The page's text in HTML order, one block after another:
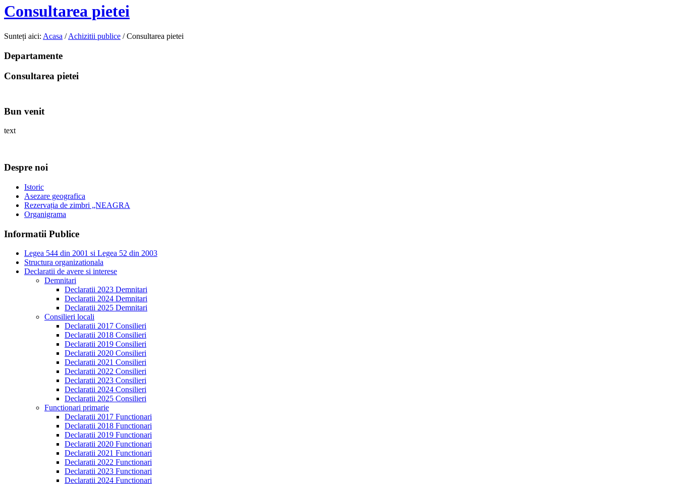
Consultarea pietei
Sunteți aici: Acasa / Achizitii publice / Consultarea pietei
Departamente
Consultarea pietei
Bun venit
text
Despre noi
Istoric
Asezare geografica
Rezervația de zimbri „NEAGRA
Organigrama
Informatii Publice
Legea 544 din 2001 si Legea 52 din 2003
Structura organizationala
Declaratii de avere si interese
Demnitari
Declaratii 2023 Demnitari
Declaratii 2024 Demnitari
Declaratii 2025 Demnitari
Consilieri locali
Declaratii 2017 Consilieri
Declaratii 2018 Consilieri
Declaratii 2019 Consilieri
Declaratii 2020 Consilieri
Declaratii 2021 Consilieri
Declaratii 2022 Consilieri
Declaratii 2023 Consilieri
Declaratii 2024 Consilieri
Declaratii 2025 Consilieri
Functionari primarie
Declaratii 2017 Functionari
Declaratii 2018 Functionari
Declaratii 2019 Functionari
Declaratii 2020 Functionari
Declaratii 2021 Functionari
Declaratii 2022 Functionari
Declaratii 2023 Functionari
Declaratii 2024 Functionari